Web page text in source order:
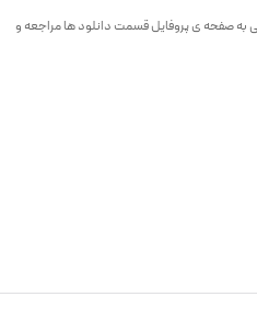
صفحه ی پروفایل قسمت دانلود ها مراجعه و